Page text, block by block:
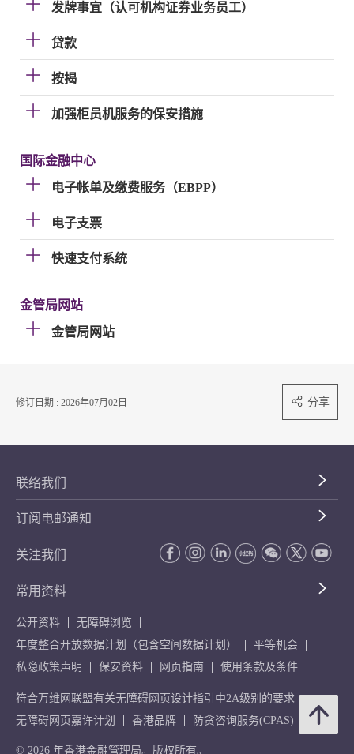
发牌事宜（认可机构证券业务员工）
贷款
按揭
加强柜员机服务的保安措施
国际金融中心
电子帐单及缴费服务（EBPP）
电子支票
快速支付系统
金管局网站
金管局网站
修订日期 : 2026年07月02日 分享
联络我们
订阅电邮通知
关注我们
常用资料
公开资料
无障碍浏览
年度整合开放数据计划（包含空间数据计划）
平等机会
私隐政策声明
保安资料 网页指南 使用条款及条件
符合万维网联盟有关无障碍网页设计指引中2A级别的要求
无障碍网页嘉许计划
香港品牌 防贪咨询服务(CPAS)
© 2026 年香港金融管理局。版权所有。